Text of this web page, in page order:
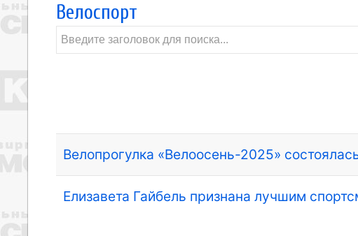
Велоспорт
Велопрогулка «Велоосень-2025»
Елизавета Гайбель признана лучшим